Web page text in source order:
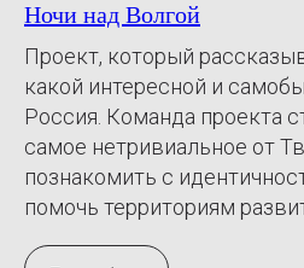
Ночи над Волгой
Проект, который
какой интересной и
Россия. Команда проекта
самое нетривиальное от
познакомить с
помочь территориям